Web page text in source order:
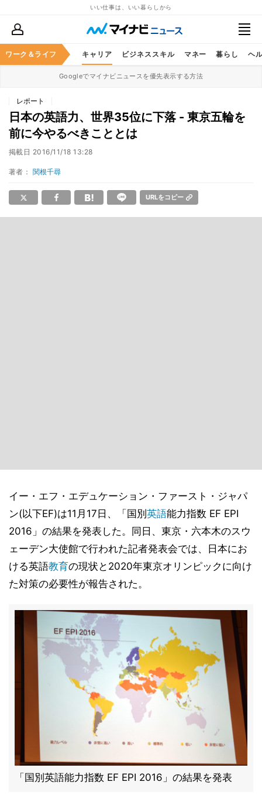
いい仕事は、いい暮らしから
ワーク＆ライフ キャリア ビジネススキル マネー 暮らし ヘ
Googleでマイナビニュースを優先表示する方法
レポート
日本の英語力、世界35位に下落 - 東京五輪を
前に今やるべきこととは
掲載日 2016/11/18 13:28
著者： 関根千尋
URLをコピー
イー・エフ・エデュケーション・ファースト・ジャパ
ン(以下EF)は11月17日、「国別 英語能力指数 EF EPI
2016」の結果を発表した。同日、東京・六本木のスウ
ェーデン大使館で行われた記者発表会では、日本にお
ける英語教育の現状と2020年東京オリンピックに向け
た対策の必要性が報告された。
「国別英語能力指数 EF EPI 2016」の結果を発表